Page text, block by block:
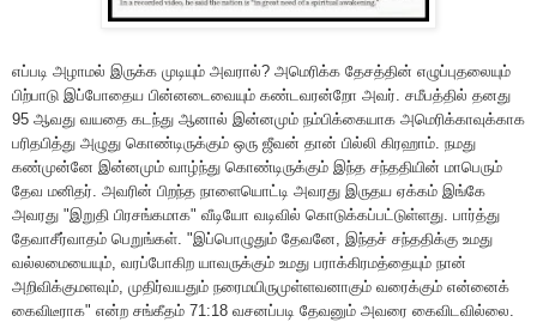
எப்படி அழாம‌ல் இருக்க முடியும் அவரால்? அமெரிக்க தேசத்தின் எழுப்புதலையும்
பிற்பாடு இப்போதைய பின்னடைவையும் கண்டவரன்றோ அவர். சமீபத்தில் தனது
95 ஆவது வயதை கட‌ந்து ஆனால் இன்னமும் நம்பிக்கையாக அமெரிக்காவுக்காக
பரிதபித்து அழுது கொண்டிருக்கும் ஒரு ஜீவன் தான் பில்லி கிரஹாம். ந‌மது
கண்முன்னே இன்னமும் வாழ்ந்து கொண்டிருக்கும் இந்த சந்ததியின் மாபெரும்
தேவ மனிதர். அவரின் பிறந்த நாளையொட்டி அவரது இருதய ஏக்கம் இங்கே
அவரது "இறுதி பிரசங்கமாக" வீடியோ வடிவில் கொடுக்கப்பட்டுள்ளது. பார்த்து
தேவாசீர்வாதம் பெறுங்கள். "இப்பொழுதும் தேவனே, இந்தச் சந்ததிக்கு உமது
வல்லமையையும், வரப்போகிற யாவருக்கும் உமது பராக்கிரமத்தையும் நான்
அறிவிக்குமளவும், முதிர்வயதும் நரைமயிருமுள்ளவனாகும் வரைக்கும் என்னைக்
கைவிடீராக" என்ற சங்கீதம் 71:18 வசனப்படி தேவனும் அவரை கைவிடவில்லை.